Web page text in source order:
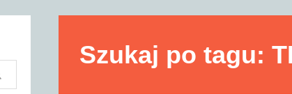
Szukaj po tagu: